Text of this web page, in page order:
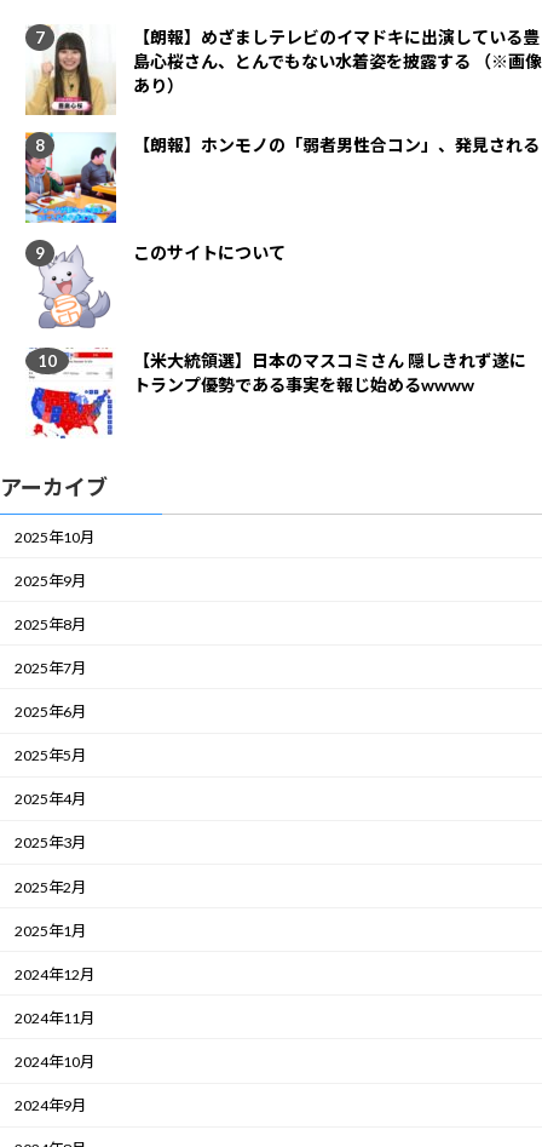
【朗報】めざましテレビのイマドキに出演している豊
島心桜さん、とんでもない水着姿を披露する （※画像
あり）
【朗報】ホンモノの「弱者男性合コン」、発見される
このサイトについて
【米大統領選】日本のマスコミさん 隠しきれず遂に
トランプ優勢である事実を報じ始めるwwww
アーカイブ
2025年10月
2025年9月
2025年8月
2025年7月
2025年6月
2025年5月
2025年4月
2025年3月
2025年2月
2025年1月
2024年12月
2024年11月
2024年10月
2024年9月